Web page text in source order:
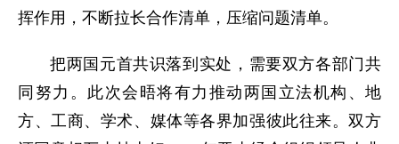
挥作用，不断拉长合作清单，压缩问题清单。
把两国元首共识落到实处，需要双方各部门共
同努力。此次会晤将有力推动两国立法机构、地
方、工商、学术、媒体等各界加强彼此往来。双方